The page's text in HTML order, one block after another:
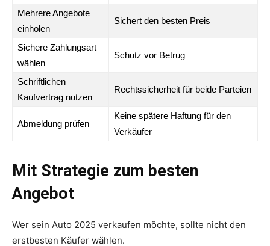
Mehrere Angebote
einholen
Sichert den besten Preis
Sichere Zahlungsart
wählen
Schutz vor Betrug
Schriftlichen
Kaufvertrag nutzen
Rechtssicherheit für beide Parteien
Abmeldung prüfen
Keine spätere Haftung für den
Verkäufer
Mit Strategie zum besten
Angebot
Wer sein Auto 2025 verkaufen möchte, sollte nicht den
erstbesten Käufer wählen.